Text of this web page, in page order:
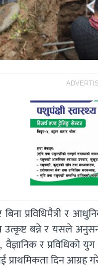
बिना प्रविधिमैत्री र
बन्ने र यसले
वैज्ञानिक र
प्राथमिकता दिन आग्रह